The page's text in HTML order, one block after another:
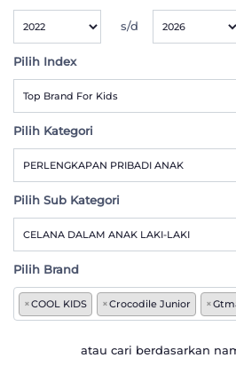
s/d
Pilih Index
Pilih Kategori
Pilih Sub Kategori
Pilih Brand
×COOL KIDS ×Crocodile Junior ×
atau cari berdasarkan